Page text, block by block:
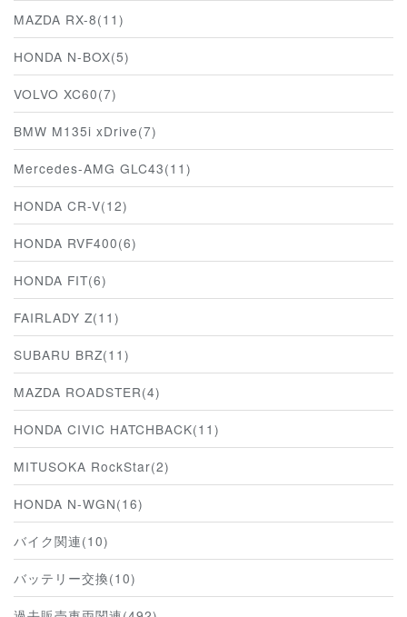
MAZDA RX-8(11)
HONDA N-BOX(5)
VOLVO XC60(7)
BMW M135i xDrive(7)
Mercedes-AMG GLC43(11)
HONDA CR-V(12)
HONDA RVF400(6)
HONDA FIT(6)
FAIRLADY Z(11)
SUBARU BRZ(11)
MAZDA ROADSTER(4)
HONDA CIVIC HATCHBACK(11)
MITUSOKA RockStar(2)
HONDA N-WGN(16)
バイク関連(10)
バッテリー交換(10)